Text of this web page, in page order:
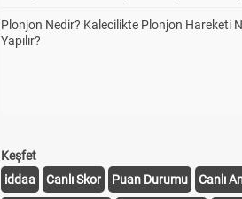
Plonjon Nedir? Kalecilikte Plonjon Hareketi
Yapılır?
Keşfet
iddaa
Canlı Skor Puan Durumu Canlı